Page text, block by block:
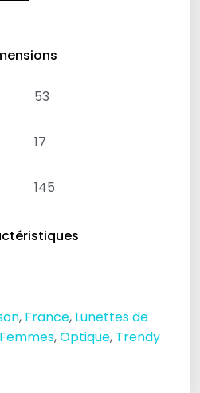
53
17
145
, France, Lunettes de
,Optique, Trendy